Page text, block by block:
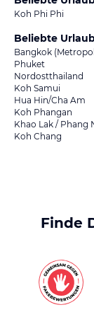
Koh Phi Phi
Beliebte
Bangkok
Phuket
Nordostthailand
Koh Samui
Hua Hin/Cha Am
Koh Phangan
Khao Lak / Phang
Koh Chang
Finde